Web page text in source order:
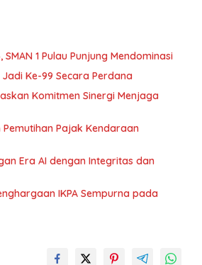
1 Pulau Punjung Mendominasi
Ke-99 Secara Perdana
Komitmen Sinergi Menjaga
Pajak Kendaraan
Era AI dengan Integritas dan
IKPA Sempurna pada